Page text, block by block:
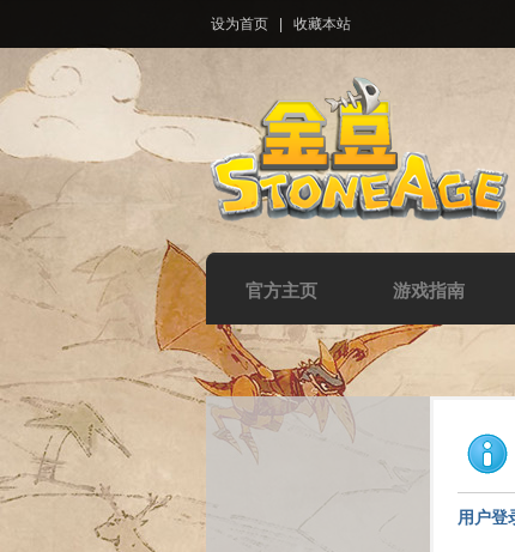
设为首页 收藏本站
官方主页 游戏指南
用户登